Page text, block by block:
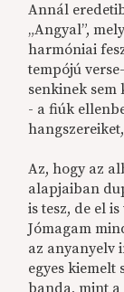
Annál
„Angyal”,
harmóniai
tempójú
senkinek sem
- a fiúk
Az, hogy az
alapjaiban
is tesz, de el
Jómagam
az anyanyelv
egyes
banda, mint a